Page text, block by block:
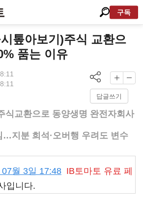
구독
톺아보기)주식 교환으
품는 이유
답글쓰기
식교환으로 동양생명 완전자회사
…지분 희석·오버행 우려도 변수
07월 3일 17:48 IB토마토 유료 페
입니다.